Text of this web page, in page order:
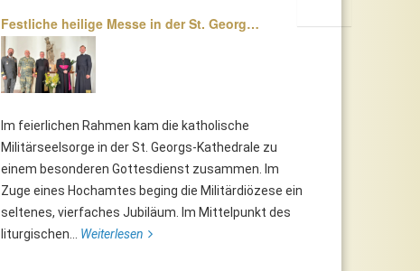
Festliche heilige Messe in der St. Georg…
Im feierlichen Rahmen kam die katholische
Militärseelsorge in der St. Georgs-Kathedrale zu
einem besonderen Gottesdienst zusammen. Im
Zuge eines Hochamtes beging die Militärdiözese ein
seltenes, vierfaches Jubiläum. Im Mittelpunkt des
liturgischen... Weiterlesen